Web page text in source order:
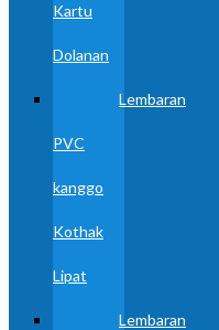
Kartu
Dolanan
Lembaran
PVC
kanggo
Kothak
Lipat
Lembaran